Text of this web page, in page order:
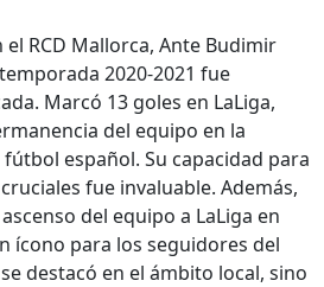
RCD Mallorca, Ante Budimir
2020-2021 fue
Marcó 13 goles en LaLiga,
del equipo en la
español. Su capacidad para
fue invaluable. Además,
del equipo a LaLiga en
ícono para los seguidores del
destacó en el ámbito local, sino